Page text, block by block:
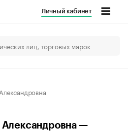
Личный кабинет
Александровна —